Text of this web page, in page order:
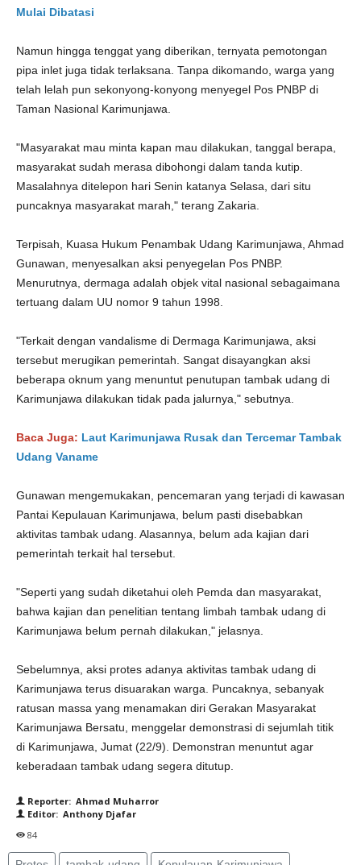
Mulai Dibatasi
Namun hingga tenggat yang diberikan, ternyata pemotongan
pipa inlet juga tidak terlaksana. Tanpa dikomando, warga yang
telah lelah pun sekonyong-konyong menyegel Pos PNBP di
Taman Nasional Karimunjawa.
"Masyarakat mau minta kapan mau dilakukan, tanggal berapa,
masyarakat sudah merasa dibohongi dalam tanda kutip.
Masalahnya ditelepon hari Senin katanya Selasa, dari situ
puncaknya masyarakat marah," terang Zakaria.
Terpisah, Kuasa Hukum Penambak Udang Karimunjawa, Ahmad
Gunawan, menyesalkan aksi penyegelan Pos PNBP.
Menurutnya, dermaga adalah objek vital nasional sebagaimana
tertuang dalam UU nomor 9 tahun 1998.
"Terkait dengan vandalisme di Dermaga Karimunjawa, aksi
tersebut merugikan pemerintah. Sangat disayangkan aksi
beberapa oknum yang menuntut penutupan tambak udang di
Karimunjawa dilakukan tidak pada jalurnya," sebutnya.
Baca Juga: Laut Karimunjawa Rusak dan Tercemar Tambak
Udang Vaname
Gunawan mengemukakan, pencemaran yang terjadi di kawasan
Pantai Kepulauan Karimunjawa, belum pasti disebabkan
aktivitas tambak udang. Alasannya, belum ada kajian dari
pemerintah terkait hal tersebut.
"Seperti yang sudah diketahui oleh Pemda dan masyarakat,
bahwa kajian dan penelitian tentang limbah tambak udang di
Karimunjawa belum pernah dilakukan," jelasnya.
Sebelumnya, aksi protes adanya aktivitas tambak udang di
Karimunjawa terus disuarakan warga. Puncaknya, sebanyak
ratusan massa yang menamakan diri Gerakan Masyarakat
Karimunjawa Bersatu, menggelar demonstrasi di sejumlah titik
di Karimunjawa, Jumat (22/9). Demonstran menuntut agar
keberadaan tambak udang segera ditutup.
Reporter: Ahmad Muharror
Editor: Anthony Djafar
84